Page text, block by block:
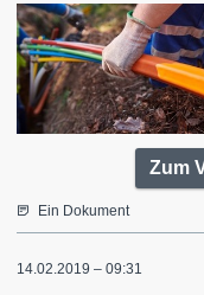
Zum
Ein Dokument
14.02.2019 – 09:31